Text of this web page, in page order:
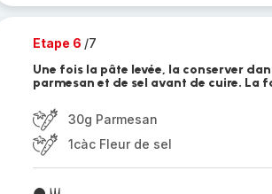
Etape 6 /7
Une fois la pâte levée, la conserver
parmesan et de sel avant de cuire. La
30g Parmesan
1càc Fleur de sel